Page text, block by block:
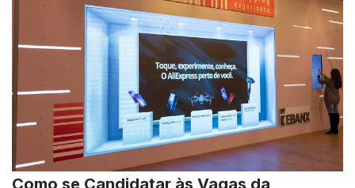
Como se Candidatar às Vagas da